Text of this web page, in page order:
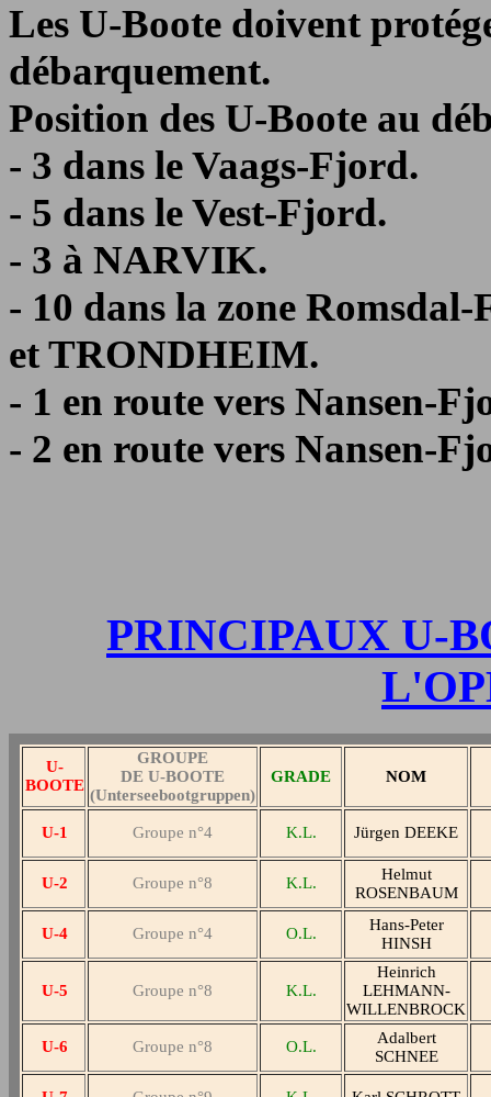
Les U-Boote doivent
débarquement.
Position des U-Boote au
- 3 dans le Vaags-Fjord.
- 5 dans le Vest-Fjord.
- 3 à NARVIK.
- 10 dans la zone
et TRONDHEIM.
- 1 en route vers Nansen-
- 2 en route vers Nansen-
PRINCIPAUX U-
U-
BOOTE
GROUPE
DE U-BOOTE
(Unterseebootgruppen)
GRADE NOM
U-1 Groupe n°4 K.L. Jürgen DEEKE
U-2 Groupe n°8 K.L.
Helmut
ROSENBAUM
U-4 Groupe n°4 O.L.
Hans-Peter
HINSH
U-5 Groupe n°8 K.L.
Heinrich
LEHMANN-
WILLENBROCK
U-6 Groupe n°8 O.L.
Adalbert
SCHNEE